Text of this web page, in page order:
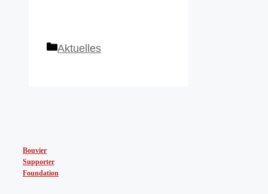
Kategorien
Aktuelles
Bouvier
Supporter
Foundation